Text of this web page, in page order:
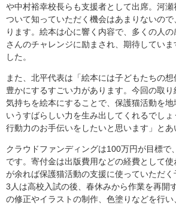
や中村裕幸校長らも支援者として出席。河
ついて知っていただく機会はあまりないの
ります。絵本は心に響く内容で、多くの人
さんのチャレンジに励まされ、期待していま
した。
また、北平代表は「絵本には子どもたちの
豊かにするすごい力があります。今回の取
気持ちを絵本にすることで、保護猫活動を地
いうすばらしい力を生み出してくれるでしょ
行動力のお手伝いをしたいと思います」とあ
クラウドファンディングは100万円が目標で
です。寄付金は出版費用などの経費として
が余れば保護猫活動の支援に使っていただく
3人は高校入試の後、春休みから作業を再開
の修正やイラストの制作、色塗りなどを行